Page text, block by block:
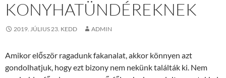
KONYHATÜNDÉREKNEK
2019. JÚLIUS 23. KEDD ADMIN
Amikor először ragadunk fakanalat, akkor könnyen azt
gondolhatjuk, hogy ezt bizony nem nekünk találták ki. Nem